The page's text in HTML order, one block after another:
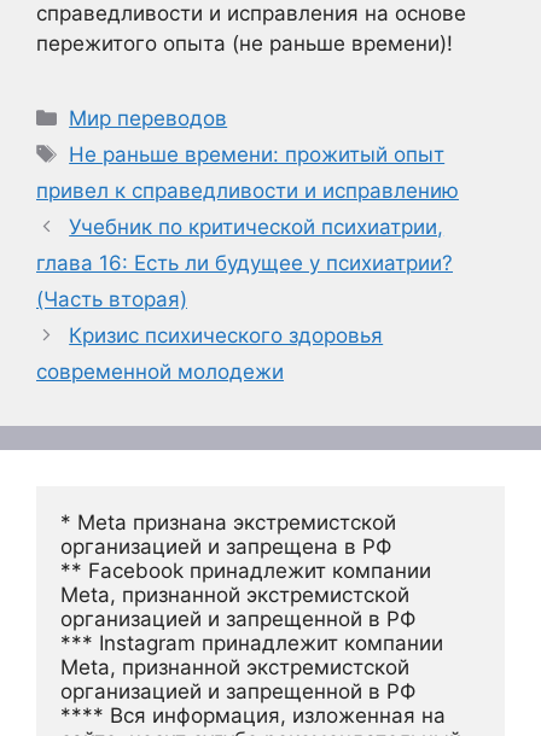
справедливости и исправления на основе
пережитого опыта (не раньше времени)!
Рубрики
Мир переводов
Метки
Не раньше времени: прожитый опыт
привел к справедливости и исправлению
Учебник по критической психиатрии,
глава 16: Есть ли будущее у психиатрии?
(Часть вторая)
Кризис психического здоровья
современной молодежи
* Meta признана экстремистской
организацией и запрещена в РФ
** Facebook принадлежит компании
Meta, признанной экстремистской
организацией и запрещенной в РФ
*** Instagram принадлежит компании
Meta, признанной экстремистской
организацией и запрещенной в РФ
**** Вся информация, изложенная на